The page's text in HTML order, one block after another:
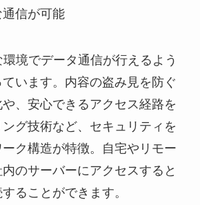
通信が可能
境でデータ通信が行えるよう
います。内容の盗み見を防ぐ
、安心できるアクセス経路を
グ技術など、セキュリティを
ク構造が特徴。自宅やリモー
内のサーバーにアクセスすると
ることができます。